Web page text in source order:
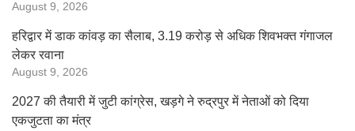
August 9, 2026
हरिद्वार में डाक कांवड़ का सैलाब, 3.19 करोड़ से अधिक शिवभक्त गंगाजल
लेकर रवाना
August 9, 2026
2027 की तैयारी में जुटी कांग्रेस, खड़गे ने रुद्रपुर में नेताओं को दिया
एकजुटता का मंत्र